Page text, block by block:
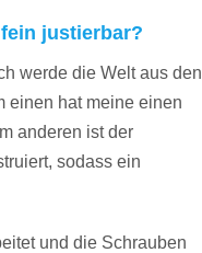
justierbar?
werde die Welt aus den
einen hat meine einen
anderen ist der
sodass ein
und die Schrauben